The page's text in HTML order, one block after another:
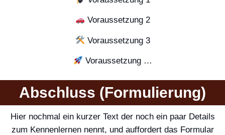
Voraussetzung 2
Voraussetzung 3
Voraussetzung …
Abschluss (Formulierung)
Hier nochmal ein kurzer Text der noch ein paar Details
zum Kennenlernen nennt, und auffordert das Formular